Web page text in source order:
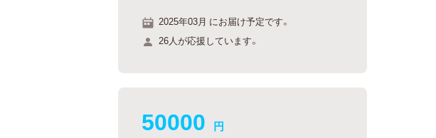
2025年03月 にお届け予定です。
26人が応援しています。
50000 円